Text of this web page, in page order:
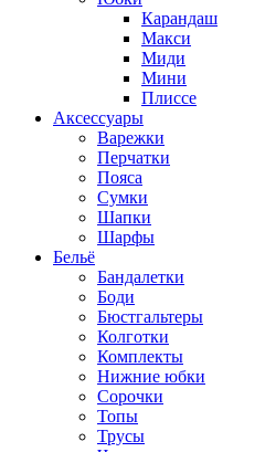
Карандаш
Макси
Миди
Мини
Плиссе
Аксессуары
Варежки
Перчатки
Пояса
Сумки
Шапки
Шарфы
Бельё
Бандалетки
Боди
Бюстгальтеры
Колготки
Комплекты
Нижние юбки
Сорочки
Топы
Трусы